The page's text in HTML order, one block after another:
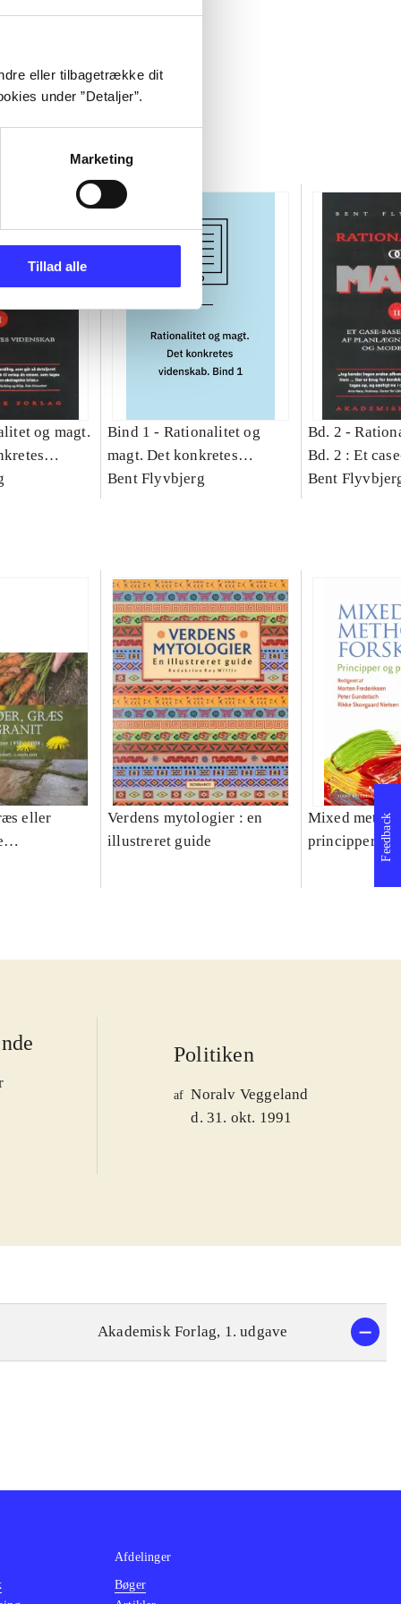
eller tilbagetrække dit
under ”Detaljer”.
Marketing
Tillad alle
og magt.
Bind 1 - Rationalitet og
magt. Det konkretes
videnskab. Bind 1
Bent Flyvbjerg
Bd. 2 -
Bd. 2 : Et
studie af
Bent
eller
Verdens mytologier : en
illustreret guide
Mixed
principper og
Politiken
af Noralv Veggeland
d. 31. okt. 1991
Akademisk Forlag, 1. udgave
Feedback
Afdelinger
Bøger